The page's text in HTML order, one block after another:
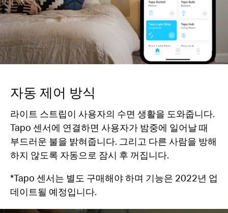
자동 제어 방식
라이트 스트립이 사용자의 수면 생활을 도와줍니다.
Tapo 센서에 연결하면 사용자가 밤중에 일어날 때
부드러운 불을 밝혀줍니다. 그리고 다른 사람을 방해
하지 않도록 자동으로 잠시 후 꺼집니다.
*Tapo 센서는 별도 구매해야 하며 기능은 2022년 업
데이트될 예정입니다.